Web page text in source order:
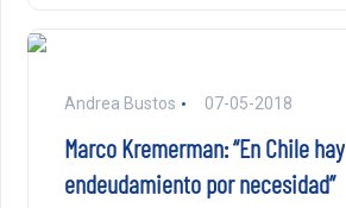
Andrea Bustos 07-05-2018
Marco Kremerman: “En Chile hay
endeudamiento por necesidad”